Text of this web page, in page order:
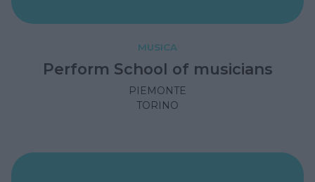
MUSICA
Perform School of musicians
PIEMONTE
TORINO